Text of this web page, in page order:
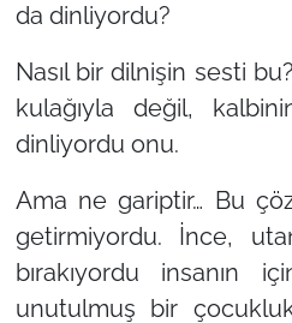
da dinliyordu?
Nasıl bir dilnişin sesti
kulağıyla değil,
dinliyordu onu.
Ama ne gariptir… Bu
getirmiyordu. İnce,
bırakıyordu insanın
unutulmuş bir